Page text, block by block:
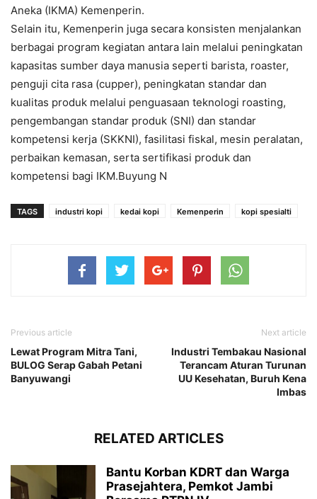
Aneka (IKMA) Kemenperin.
Selain itu, Kemenperin juga secara konsisten menjalankan
berbagai program kegiatan antara lain melalui peningkatan
kapasitas sumber daya manusia seperti barista, roaster,
penguji cita rasa (cupper), peningkatan standar dan
kualitas produk melalui penguasaan teknologi roasting,
pengembangan standar produk (SNI) dan standar
kompetensi kerja (SKKNI), fasilitasi fiskal, mesin peralatan,
perbaikan kemasan, serta sertifikasi produk dan
kompetensi bagi IKM.Buyung N
TAGS industri kopi kedai kopi Kemenperin kopi spesialti
Previous article
Lewat Program Mitra Tani,
BULOG Serap Gabah Petani
Banyuwangi
Next article
Industri Tembakau Nasional
Terancam Aturan Turunan
UU Kesehatan, Buruh Kena
Imbas
RELATED ARTICLES
Bantu Korban KDRT dan Warga
Prasejahtera, Pemkot Jambi